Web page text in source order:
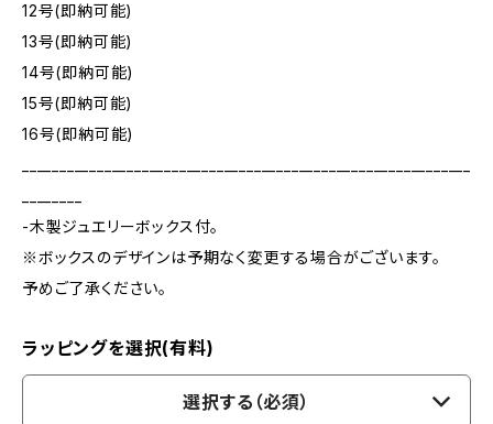
12号(即納可能)
13号(即納可能)
14号(即納可能)
15号(即納可能)
16号(即納可能)
-木製ジュエリーボックス付。
※ボックスのデザインは予期なく変更する場合がございます。
予めご了承ください。
ラッピングを選択(有料)
選択する（必須）